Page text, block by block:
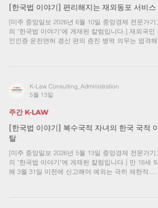
는 사망자의 재산을 조회할 수 있는 제도가 이미 마련
어 있다. ‘안심상속 원스톱서비스’를 이용하면 사망자
금융거래, 국세, 지방세, 연금, 토지, 건축물, 자동차
주요 재산 정보를 한 번에 조회할 수 있다. 사망신고와
동시에 신청하거나, 사망일이 속
[한국법 이야기] 편리해지는 재외동포 서비스
[미주 중앙일보 2026년 6월 10일 중앙경제 전문가기고
의 "한국법 이야기"에 게재된 칼럼입니다.] 재외국민
인인증·운전면허 갱신 편의 증진 병역 의무는 엄격해
다. 이 때문에 실제로 한국에 거주하지 않으면서도 한
휴대전화 요금을 계속 내거나, 인증서 발급을 위해 멀
았다. 한국 정부는 지난달 6일, 재외국민이 한국 휴대
화 없이도 ‘재외국민 인증서’를 발급받아 공공 웹사이
인증 등에 이용할 수 있도록 서비스를 개선했다고 발
했다. 재외국민등록이 되어 있고, 주민등록번호와 유
한 대한민국 전자여권을 보유한 경우 민간 금융 앱을
해 인증서를 발급받을 수 있도록 한 것이다. 이후
K-Law Consulting_Administration
5월 13일
주간 K-LAW
[한국법 이야기] 복수국적 자녀의 한국 국적 이
탈
[미주 중앙일보 2026년 5월 13일 중앙경제 전문가기고
의 "한국법 이야기"에 게재된 칼럼입니다.] 만 18세 되
해 3월 31일 이전에 신고해야 예외는 극히 제한적…선